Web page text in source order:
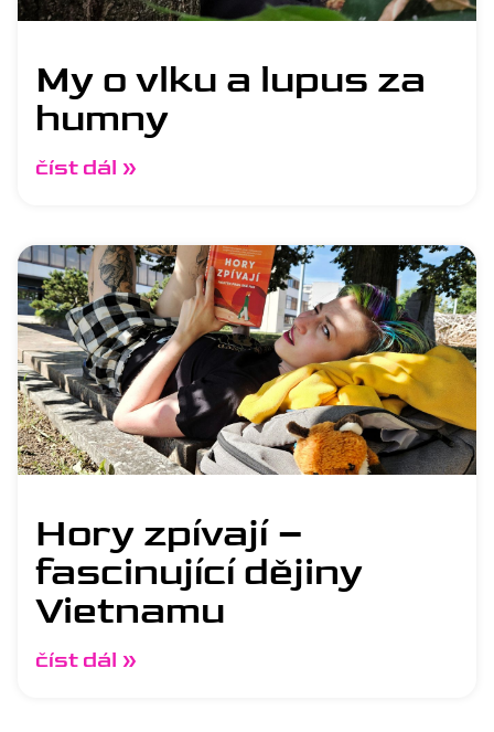
My o vlku a lupus za
humny
číst dál »
Hory zpívají –
fascinující dějiny
Vietnamu
číst dál »